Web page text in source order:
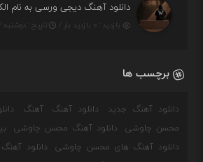
دانلود آهنگ دیجی ورسی به نام الکل ۸
بازدید : ۰ بازدید بار / تاریخ : دوشنبه ۱۲ مرداد ۱۴۰۵
برچسب ها
دانلود آهنگ جدید دانلود آهنگ آهنگ
محسن چاوشی
دانلود آهنگ محسن چاوشی
دانلود آهنگ های محسن چاوشی
دانلود